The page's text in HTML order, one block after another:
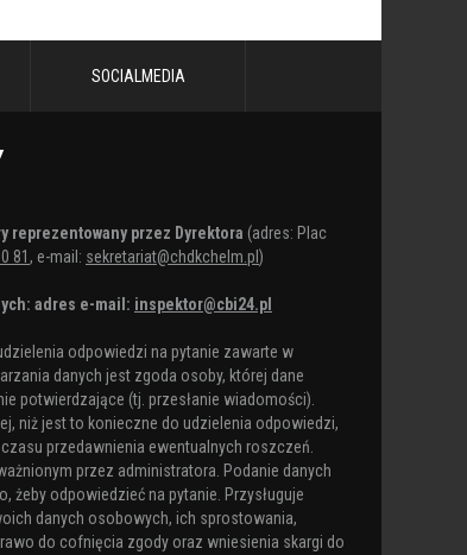
SOCIALMEDIA
reprezentowany przez Dyrektora (adres: Plac
81 , e-mail: sekretariat@chdkchelm.pl )
adres e-mail: inspektor@cbi24.pl
odpowiedzi na pytanie zawarte w
danych jest zgoda osoby, której dane
potwierdzające (tj. przesłanie wiadomości).
niż jest to konieczne do udzielenia odpowiedzi,
przedawnienia ewentualnych roszczeń.
przez administratora. Podanie danych
żeby odpowiedzieć na pytanie. Przysługuje
danych osobowych, ich sprostowania,
do cofnięcia zgody oraz wniesienia skargi do